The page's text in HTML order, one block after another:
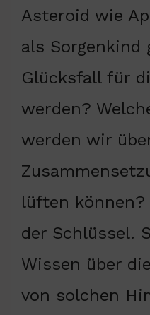
Asteroid wie
als Sorgenkind
Glücksfall für
werden?
werden wir
lüften
der Schlüssel.
Wissen über
von solchen